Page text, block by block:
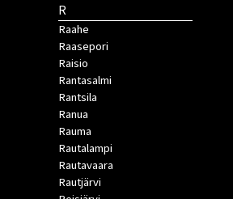
R
Raahe
Raasepori
Raisio
Rantasalmi
Rantsila
Ranua
Rauma
Rautalampi
Rautavaara
Rautjärvi